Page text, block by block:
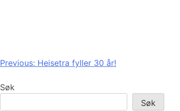
Innleggsnavigasjon
Previous: Heisetra fyller 30 år!
Søk
Søk